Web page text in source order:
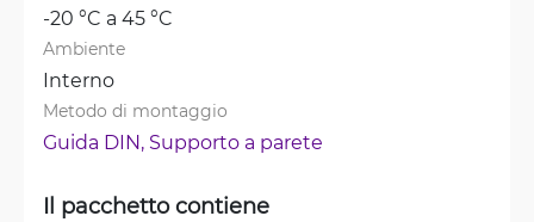
-20 °C a 45 °C
Ambiente
Interno
Metodo di montaggio
Guida DIN, Supporto a parete
Il pacchetto contiene